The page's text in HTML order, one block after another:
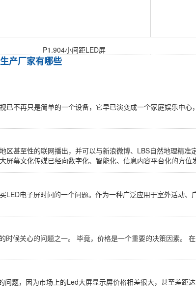
P1.904小间距LED屏
产厂家有哪些
已不再只是简单的一个设备，它早已演变成一个家庭娱乐中心
区甚至性的联网播出，并可以与新浪微博、LBS自然地理精准
屏幕文化传媒已经向数字化、智能化、信息内容平台化的方位
LED电子屏时问的一个问题。作为一种广泛应用于室外活动、
时候关心的问题之一。 毕竟，价格是一个重要的决策因素。
题，因为市场上的Led大屏显示屏价格相差很大，甚至差距